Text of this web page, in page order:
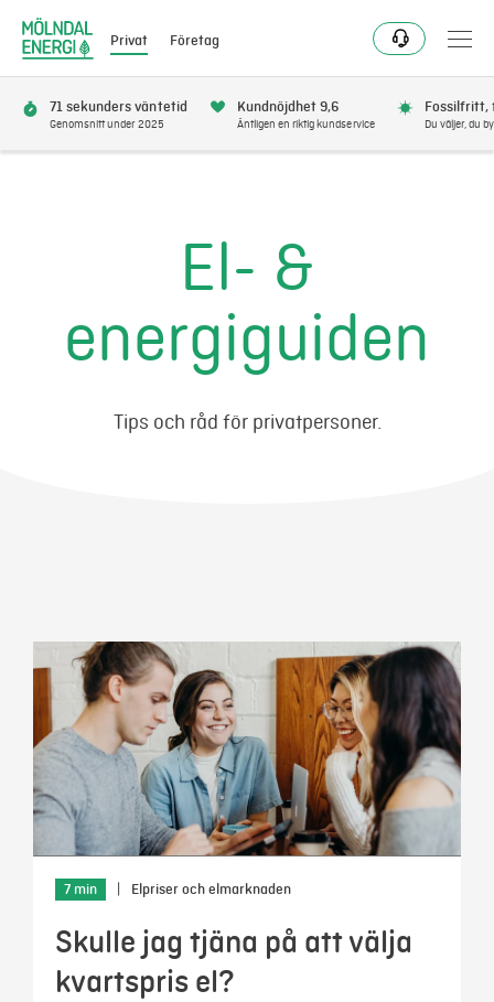
Privat Företag
Se avbrott
Få bonus
Mina sidor
71 sekunders väntetid
Genomsnitt under 2025
Kundnöjdhet 9,6
Äntligen en riktig kundservice
Fossilfritt,
Du väljer, du
El- &
energiguiden
Tips och råd för privatpersoner.
7 min Elpriser och elmarknaden
Skulle jag tjäna på att välja
kvartspris el?